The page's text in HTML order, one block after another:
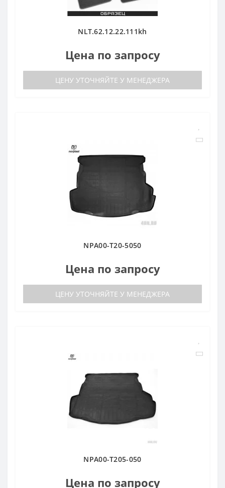
NLT.62.12.22.111kh
Цена по запросу
ЦЕНУ УТОЧНЯЙТЕ У МЕНЕДЖЕРА
NPA00-T20-5050
Цена по запросу
ЦЕНУ УТОЧНЯЙТЕ У МЕНЕДЖЕРА
NPA00-T205-050
Цена по запросу